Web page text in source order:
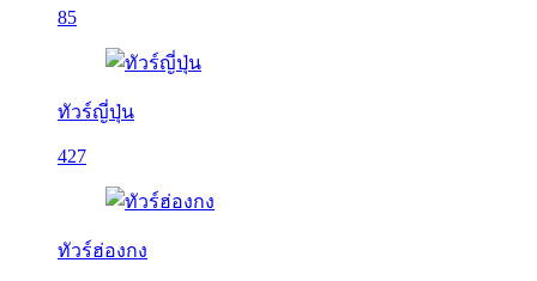
85
ทัวร์ญี่ปุ่น
427
ทัวร์ฮ่องกง